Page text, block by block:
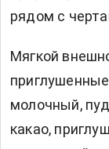
рядом с
Мягкой
молочный,
какао,